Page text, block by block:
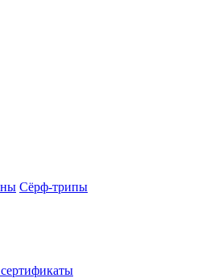
Сёрф-трипы